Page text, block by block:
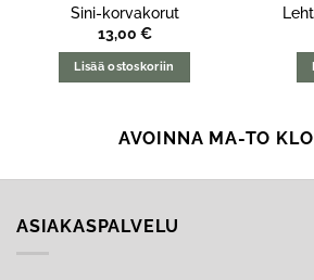
Sini-korvakorut
13,00 €
Lisää ostoskoriin
AVOINNA MA-TO
ASIAKASPALVELU